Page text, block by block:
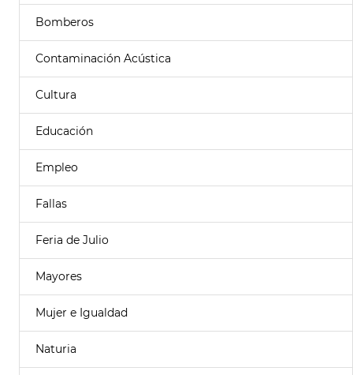
Bomberos
Contaminación Acústica
Cultura
Educación
Empleo
Fallas
Feria de Julio
Mayores
Mujer e Igualdad
Naturia